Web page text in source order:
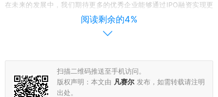
在未来的发展中，我们期待更多的优秀企业能够通过IPO融资实现更
快的发展和更大的突破。同时，我们也希望资本市场能够继续保持开
放和透明，为投资者提供更多的机会和选择。通过资本的力量推动企
以上就是关于2021年IPO融资的新闻稿内容。希望对您有所帮助。
阅读剩余的4%
扫描二维码推送至手机访问。
版权声明：本文由 凡赛尔 发布，如需转载请注明
出处。